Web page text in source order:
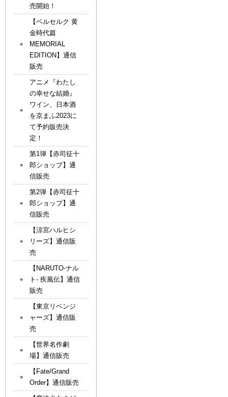
売開始！
【ベルセルク 黄
金時代篇
MEMORIAL
EDITION】通信
販売
アニメ『わたし
の幸せな結婚』
ワイン、日本酒
を京まふ2023に
て予約販売決
定！
第1弾【赤司征十
郎ショップ】通
信販売
第2弾【赤司征十
郎ショップ】通
信販売
【涼宮ハルヒシ
リーズ】通信販
売
【NARUTO-ナル
ト- 疾風伝】通信
販売
【東京リベンジ
ャーズ】通信販
売
【世界名作劇
場】通信販売
【Fate/Grand
Order】通信販売